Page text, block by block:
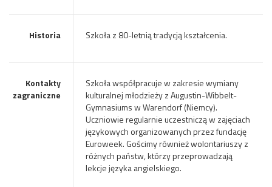
Historia Szkoła z 80-letnią tradycją kształcenia.
Kontakty
zagraniczne
Szkoła współpracuje w zakresie wymiany
kulturalnej młodzieży z Augustin-Wibbelt-
Gymnasiums w Warendorf (Niemcy).
Uczniowie regularnie uczestniczą w zajęciach
językowych organizowanych przez fundację
Euroweek. Gościmy również wolontariuszy z
różnych państw, którzy przeprowadzają
lekcje języka angielskiego.